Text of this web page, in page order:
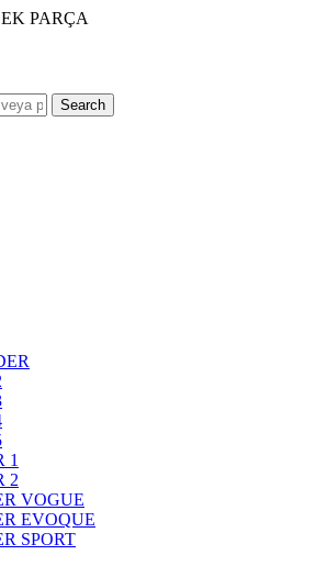
PARÇA
Search
1
2
VOGUE
EVOQUE
SPORT